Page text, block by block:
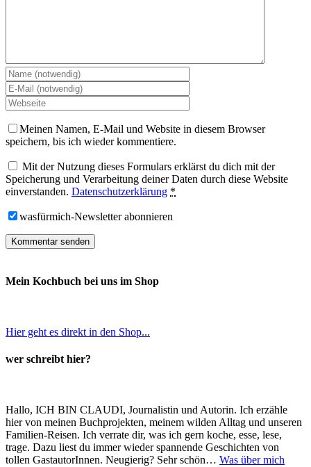
Meinen Namen, E-Mail und Website in diesem Browser
speichern, bis ich wieder kommentiere.
Mit der Nutzung dieses Formulars erklärst du dich mit der
Speicherung und Verarbeitung deiner Daten durch diese Website
einverstanden. Datenschutzerklärung *
wasfürmich-Newsletter abonnieren
Mein Kochbuch bei uns im Shop
Hier geht es direkt in den Shop...
wer schreibt hier?
Hallo, ICH BIN CLAUDI, Journalistin und Autorin. Ich erzähle
hier von meinen Buchprojekten, meinem wilden Alltag und unseren
Familien-Reisen. Ich verrate dir, was ich gern koche, esse, lese,
trage. Dazu liest du immer wieder spannende Geschichten von
tollen GastautorInnen. Neugierig? Sehr schön… Was über mich